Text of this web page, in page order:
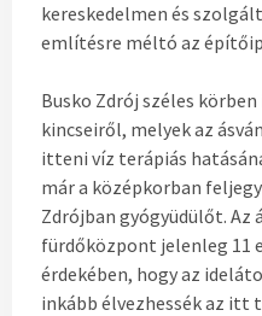
kereskedelmen és
említésre méltó az
Busko Zdrój széles
kincseiről, melyek az
itteni víz terápiás
már a középkorban
Zdrójban gyógyüdülőt.
fürdőközpont jelenleg 11
érdekében, hogy az
inkább élvezhessék az